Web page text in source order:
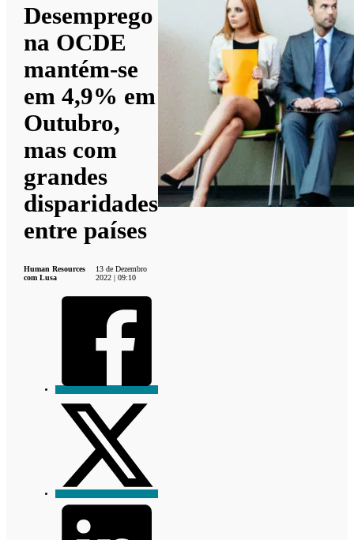
Desemprego
na OCDE
mantém-se
em 4,9% em
Outubro,
mas com
grandes
disparidades
entre países
Human Resources
com Lusa
13 de Dezembro
2022 | 09:10